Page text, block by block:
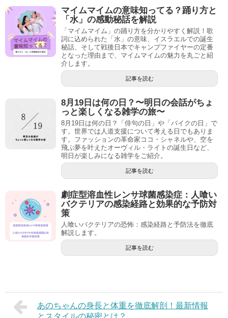
マイムマイムの意味知ってる？踊り方と
「水」の感動秘話を解説
「マイムマイム」の踊り方を分かりやすく解説！歌
詞に込められた「水」の意味、イスラエルでの誕生
秘話、そして戦後日本でキャンプファイヤーの定番
となった理由まで、マイムマイムの魅力を丸ごと紹
介します。
記事を読む
8月19日は何の日？〜明日の会話がちょ
っと楽しくなる雑学の旅〜
8月19日は何の日？「俳句の日」や「バイクの日」で
す。世界では人道支援について考える日でもありま
す。ファッションの革命家ココ・シャネルや、空を
飛ぶ夢を叶えたオーヴィル・ライトの誕生日など、
明日が楽しみになる雑学をご紹介。
記事を読む
劇症型溶血性レンサ球菌感染症：人喰い
バクテリアの感染経路と効果的な予防対
策
人喰いバクテリアの恐怖：感染経路と予防法を徹底
解説します。
記事を読む
あのちゃんの身長と体重を徹底解剖！最新情報
とスタイルの秘密とは？